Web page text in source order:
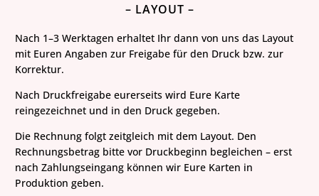
– LAYOUT –
Nach 1–3 Werktagen erhaltet Ihr dann von uns das Layout
mit Euren Angaben zur Freigabe für den Druck bzw. zur
Korrektur.
Nach Druckfreigabe eurerseits wird Eure Karte
reingezeichnet und in den Druck gegeben.
Die Rechnung folgt zeitgleich mit dem Layout. Den
Rechnungsbetrag bitte vor Druckbeginn begleichen – erst
nach Zahlungseingang können wir Eure Karten in
Produktion geben.